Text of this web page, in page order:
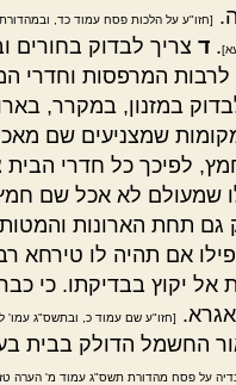
[חזו"ע על הלכות פסח עמוד כד,
. ד צריך לבדוק בחורים
לרבות המרפסות וחדרי
במזנון, במקרר,
שמצניעים שם
לפיכך כל חדרי הבית
שמעולם לא אכל שם
גם תחת הארונות
אם תהיה לו טירחא
אל יקוץ בבדיקתו. כי
[חזו"ע שם עמוד כ, ובתשס"ג עמו'
החשמל הדולק בבית
על פסח מהדורת תשס"ג עמוד מ' הערה